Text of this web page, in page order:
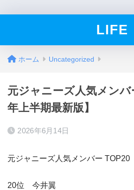
LIFE
ホーム Uncategorized
元ジャニーズ人気メンバ
年上半期最新版】
2026年6月14日
元ジャニーズ人気メンバー TOP20
20位 今井翼